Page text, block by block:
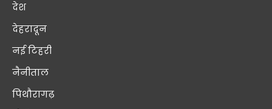
देश
देहरादून
नई टिहरी
नैनीताल
पिथौरागढ़